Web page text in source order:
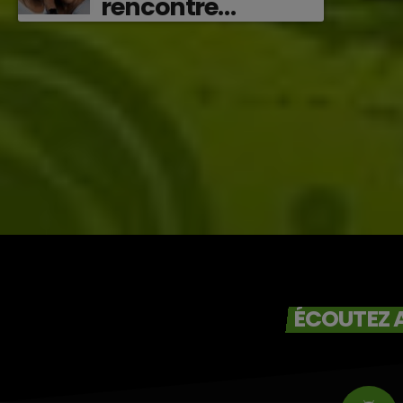
rencontre
ÉCOUTEZ